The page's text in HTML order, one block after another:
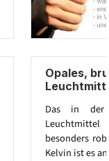
Opales,
Das in der
besonders
Kelvin ist es